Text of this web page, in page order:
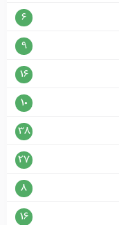
6
9
16
10
38
27
8
16